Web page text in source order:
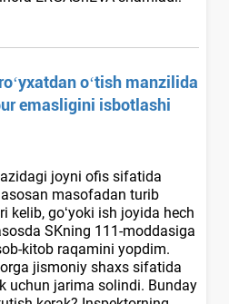
oʻtish manzilida
emasligini isbotlashi
joyni ofis sifatida
masofadan turib
kelib, goʻyoki ish joyida hech
SKning 111-moddasiga
kitob raqamini yopdim.
jismoniy shaхs sifatida
uchun jarima solindi. Bunday